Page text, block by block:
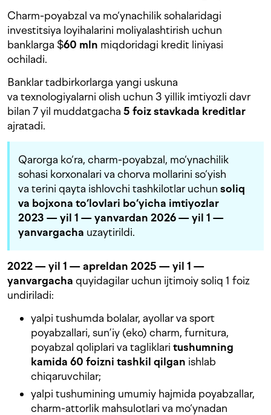
Charm-poyabzal va mo‘ynachilik sohalaridagi
investitsiya loyihalarini moliyalashtirish uchun
banklarga $60 mln miqdoridagi kredit liniyasi
ochiladi.
Banklar tadbirkorlarga yangi uskuna
va texnologiyalarni olish uchun 3 yillik imtiyozli davr
bilan 7 yil muddatgacha 5 foiz stavkada kreditlar
ajratadi.
Qarorga ko‘ra, charm-poyabzal, mo‘ynachilik
sohasi korxonalari va chorva mollarini so‘yish
va terini qayta ishlovchi tashkilotlar uchun soliq
va bojxona to‘lovlari bo‘yicha imtiyozlar
2023 — yil 1 — yanvardan 2026 — yil 1 —
yanvargacha uzaytirildi.
2022 — yil 1 — apreldan 2025 — yil 1 —
yanvargacha quyidagilar uchun ijtimoiy soliq 1 foiz
undiriladi:
yalpi tushumda bolalar, ayollar va sport
poyabzallari, sun’iy (eko) charm, furnitura,
poyabzal qoliplari va tagliklari tushumning
kamida 60 foizni tashkil qilgan ishlab
chiqaruvchilar;
yalpi tushumining umumiy hajmida poyabzallar,
charm-attorlik mahsulotlari va mo‘ynadan